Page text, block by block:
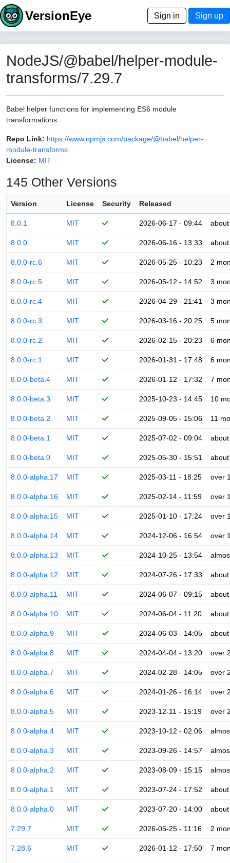
VersionEye Sign in Sign up
NodeJS/@babel/helper-module-
transforms/7.29.7
Babel helper functions for implementing ES6 module
transformations
Repo Link: https://www.npmjs.com/package/@babel/helper-
module-transforms
License: MIT
145 Other Versions
Version License Security Released
8.0.1 MIT 2026-06-17 - 09:44
8.0.0 MIT 2026-06-16 - 13:33
8.0.0-rc.6 MIT 2026-05-25 - 10:23 2
8.0.0-rc.5 MIT 2026-05-12 - 14:52 3
8.0.0-rc.4 MIT 2026-04-29 - 21:41 3
8.0.0-rc.3 MIT 2026-03-16 - 20:25 5
8.0.0-rc.2 MIT 2026-02-15 - 20:23 6
8.0.0-rc.1 MIT 2026-01-31 - 17:48 6
8.0.0-beta.4 MIT 2026-01-12 - 17:32 7
8.0.0-beta.3 MIT 2025-10-23 - 14:45 10
8.0.0-beta.2 MIT 2025-09-05 - 15:06 11
8.0.0-beta.1 MIT 2025-07-02 - 09:04
8.0.0-beta.0 MIT 2025-05-30 - 15:51
8.0.0-alpha.17 MIT 2025-03-11 - 18:25 over
8.0.0-alpha.16 MIT 2025-02-14 - 11:59 over
8.0.0-alpha.15 MIT 2025-01-10 - 17:24 over
8.0.0-alpha.14 MIT 2024-12-06 - 16:54 over
8.0.0-alpha.13 MIT 2024-10-25 - 13:54
8.0.0-alpha.12 MIT 2024-07-26 - 17:33
8.0.0-alpha.11 MIT 2024-06-07 - 09:15
8.0.0-alpha.10 MIT 2024-06-04 - 11:20
8.0.0-alpha.9 MIT 2024-06-03 - 14:05
8.0.0-alpha.8 MIT 2024-04-04 - 13:20 over
8.0.0-alpha.7 MIT 2024-02-28 - 14:05 over
8.0.0-alpha.6 MIT 2024-01-26 - 16:14 over
8.0.0-alpha.5 MIT 2023-12-11 - 15:19 over
8.0.0-alpha.4 MIT 2023-10-12 - 02:06
8.0.0-alpha.3 MIT 2023-09-26 - 14:57
8.0.0-alpha.2 MIT 2023-08-09 - 15:15
8.0.0-alpha.1 MIT 2023-07-24 - 17:52
8.0.0-alpha.0 MIT 2023-07-20 - 14:00
7.29.7 MIT 2026-05-25 - 11:16 2
7.28.6 MIT 2026-01-12 - 17:50 7